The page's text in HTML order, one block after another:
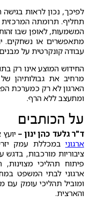
לפיכך, נכון לראות
תחליף. תרומתה
המשמעות, לאופן שבו
מתאפשרים או נשחקים.
עבודה קונקרטית על
החידוש המוצע אינו רק
מרחיב את גבולותיהן
הארגון לא רק כמערכת
ומתעצב ללא הרף.
על הכותבים
ד"ר גלעד כהן ינון –
ארגוני במכללת עמק
ציבוריות מורכבות,
פיתוח תהליכי
ארגוני לבתי המשפט
ומוביל תהליכי עומק עם
והארצית.